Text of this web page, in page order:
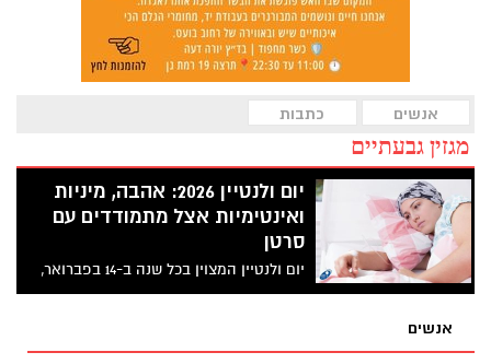
אנשים כתבות
מגזין גבעתיים
יום ולנטיין 2026: אהבה, מיניות
ואינטימיות אצל מתמודדים עם
סרטן
יום ולנטיין המצוין בכל שנה ב-14 בפברואר,
הוא חג האהבה הנחגג במדינות רבות ברחבי
אנשים